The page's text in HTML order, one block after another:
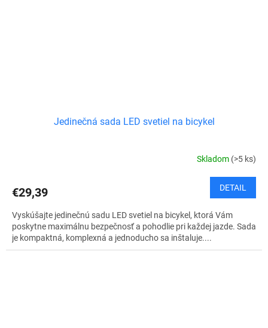
Jedinečná sada LED svetiel na bicykel
Skladom (>5 ks)
€29,39 DETAIL
Vyskúšajte jedinečnú sadu LED svetiel na bicykel, ktorá Vám
poskytne maximálnu bezpečnosť a pohodlie pri každej jazde. Sada
je kompaktná, komplexná a jednoducho sa inštaluje....